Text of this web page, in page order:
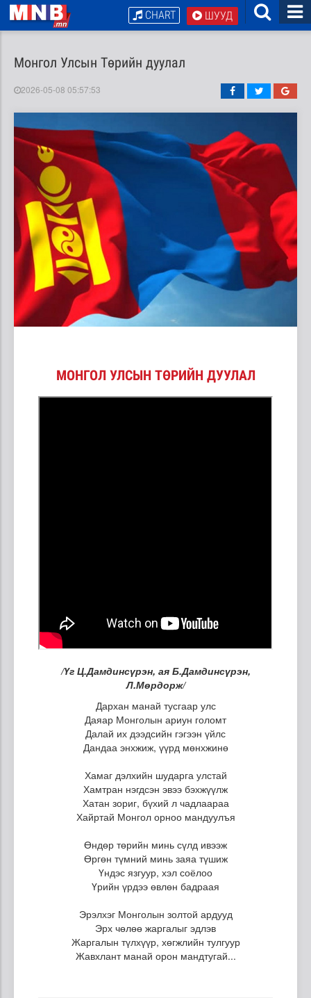
ШУУД
CHART
Монгол Улсын Төрийн дуулал
2026-05-08 05:57:53
МОНГОЛ УЛСЫН ТӨРИЙН ДУУЛАЛ
/Үг Ц.Дамдинсүрэн, ая Б.Дамдинсүрэн,
Л.Мөрдорж/
Дархан манай тусгаар улс
Даяар Монголын ариун голомт
Далай их дээдсийн гэгээн үйлс
Дандаа энхжиж, үүрд мөнхжинө
Хамаг дэлхийн шударга улстай
Хамтран нэгдсэн эвээ бэхжүүлж
Хатан зориг, бүхий л чадлаараа
Хайртай Монгол орноо мандуулъя
Өндөр төрийн минь сүлд ивээж
Өргөн түмний минь заяа түшиж
Үндэс язгуур, хэл соёлоо
Үрийн үрдээ өвлөн бадраая
Эрэлхэг Монголын золтой ардууд
Эрх чөлөө жаргалыг эдлэв
Жаргалын түлхүүр, хөгжлийн тулгуур
Жавхлант манай орон мандтугай...